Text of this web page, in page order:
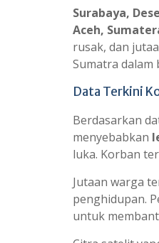
t
s
A
p
p
e
g
r
a
m
Surabaya,
Aceh,
rusak, dan
Sumatra dalam
Data Terkini
Berdasarkan
menyebabkan
luka. Korban
Jutaan warga
penghidupan.
untuk